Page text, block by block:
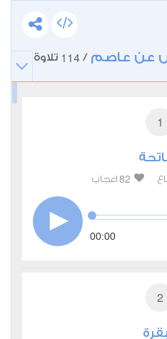
عن عاصم /
114 تلاوة
1
82 اعجاب
00:00
2